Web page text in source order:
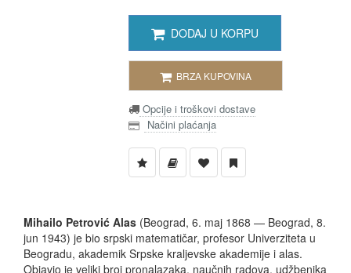
DODAJ U KORPU
BRZA KUPOVINA
Opcije i troškovi dostave
Načini plaćanja
Mihailo Petrović Alas (Beograd, 6. maj 1868 — Beograd, 8.
jun 1943) je bio srpski matematičar, profesor Univerziteta u
Beogradu, akademik Srpske kraljevske akademije i alas.
Objavio je veliki broj pronalazaka, naučnih radova, udžbenika